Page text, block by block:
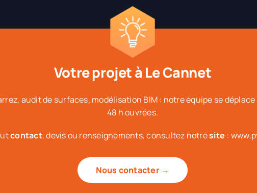
Votre projet à Le Cannet
audit de surfaces, modélisation BIM : notre équipe se
48 h ouvrées.
contact, devis ou renseignements, consultez notresite :
Nous contacter →